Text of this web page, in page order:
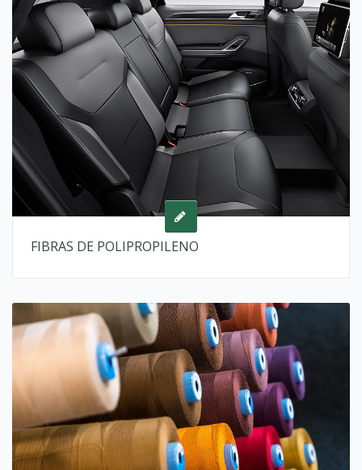
FIBRAS DE POLIPROPILENO